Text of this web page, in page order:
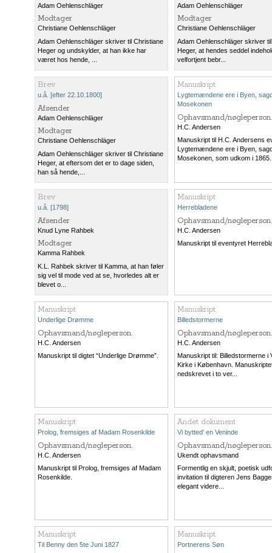
Adam Oehlenschläger
Modtager
Christiane Oehlenschläger
Adam Oehlenschläger skriver til Christiane
Heger og undskylder, at han ikke har
været hos hende, ...
Adam Oehlenschläger
Modtager
Christiane Oehlenschläger
Adam Oehlenschläger skriver
Heger, at hendes seddel
velfortjent bebr...
Brev
u.å. [efter 22.10.1800]
Afsender
Adam Oehlenschläger
Modtager
Christiane Oehlenschläger
Adam Oehlenschläger skriver til Christiane
Heger, at eftersom det er to dage siden,
han så hende,...
Manuskript
Lygtemændene ere i Byen,
Mosekonen
Ophavsmand/nøgleperson.
H.C. Andersen
Manuskript til H.C. Andersens
Lygtemændene ere i Byen,
Mosekonen, som udkom i 1865.
Brev
u.å. [1798]
Afsender
Knud Lyne Rahbek
Modtager
Kamma Rahbek
K.L. Rahbek skriver til Kamma, at han føler
sig vel til mode ved at se, hvorledes alt er
blevet o...
Manuskript
Herrebladene
Ophavsmand/nøgleperson.
H.C. Andersen
Manuskript til eventyret
Manuskript
Underlige Drømme
Ophavsmand/nøgleperson.
H.C. Andersen
Manuskript til digtet “Underlige Drømme”.
Manuskript
Billedstormerne
Ophavsmand/nøgleperson.
H.C. Andersen
Manuskript til: Billedstormerne i
Kirke i København.
nedskrevet i to ver...
Manuskript
Prolog, fremsiges af Madam Rosenkilde
Ophavsmand/nøgleperson.
H.C. Andersen
Manuskript til Prolog, fremsiges af Madam
Rosenkilde.
Andet dokument
Vi bytted' en Veninde
Ophavsmand/nøgleperson.
Ukendt ophavsmand
Formentlig en skjult, poetisk
invitation til digteren Jens
elegant videre...
Manuskript
Til Benny den 5te Juni 1827
Manuskript
Portnerens Søn